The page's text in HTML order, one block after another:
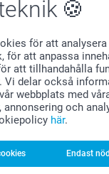
för att analysera
för att anpassa
att tillhandahålla
Vi delar också
webbplats med
och
här.
Endast
Nöjd